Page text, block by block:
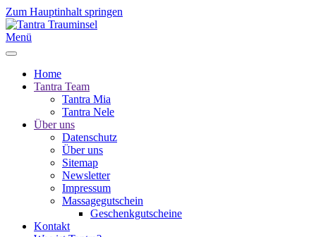
Zum Hauptinhalt springen
Menü
Home
Tantra Team
Tantra Mia
Tantra Nele
Über uns
Datenschutz
Über uns
Sitemap
Newsletter
Impressum
Massagegutschein
Geschenkgutscheine
Kontakt